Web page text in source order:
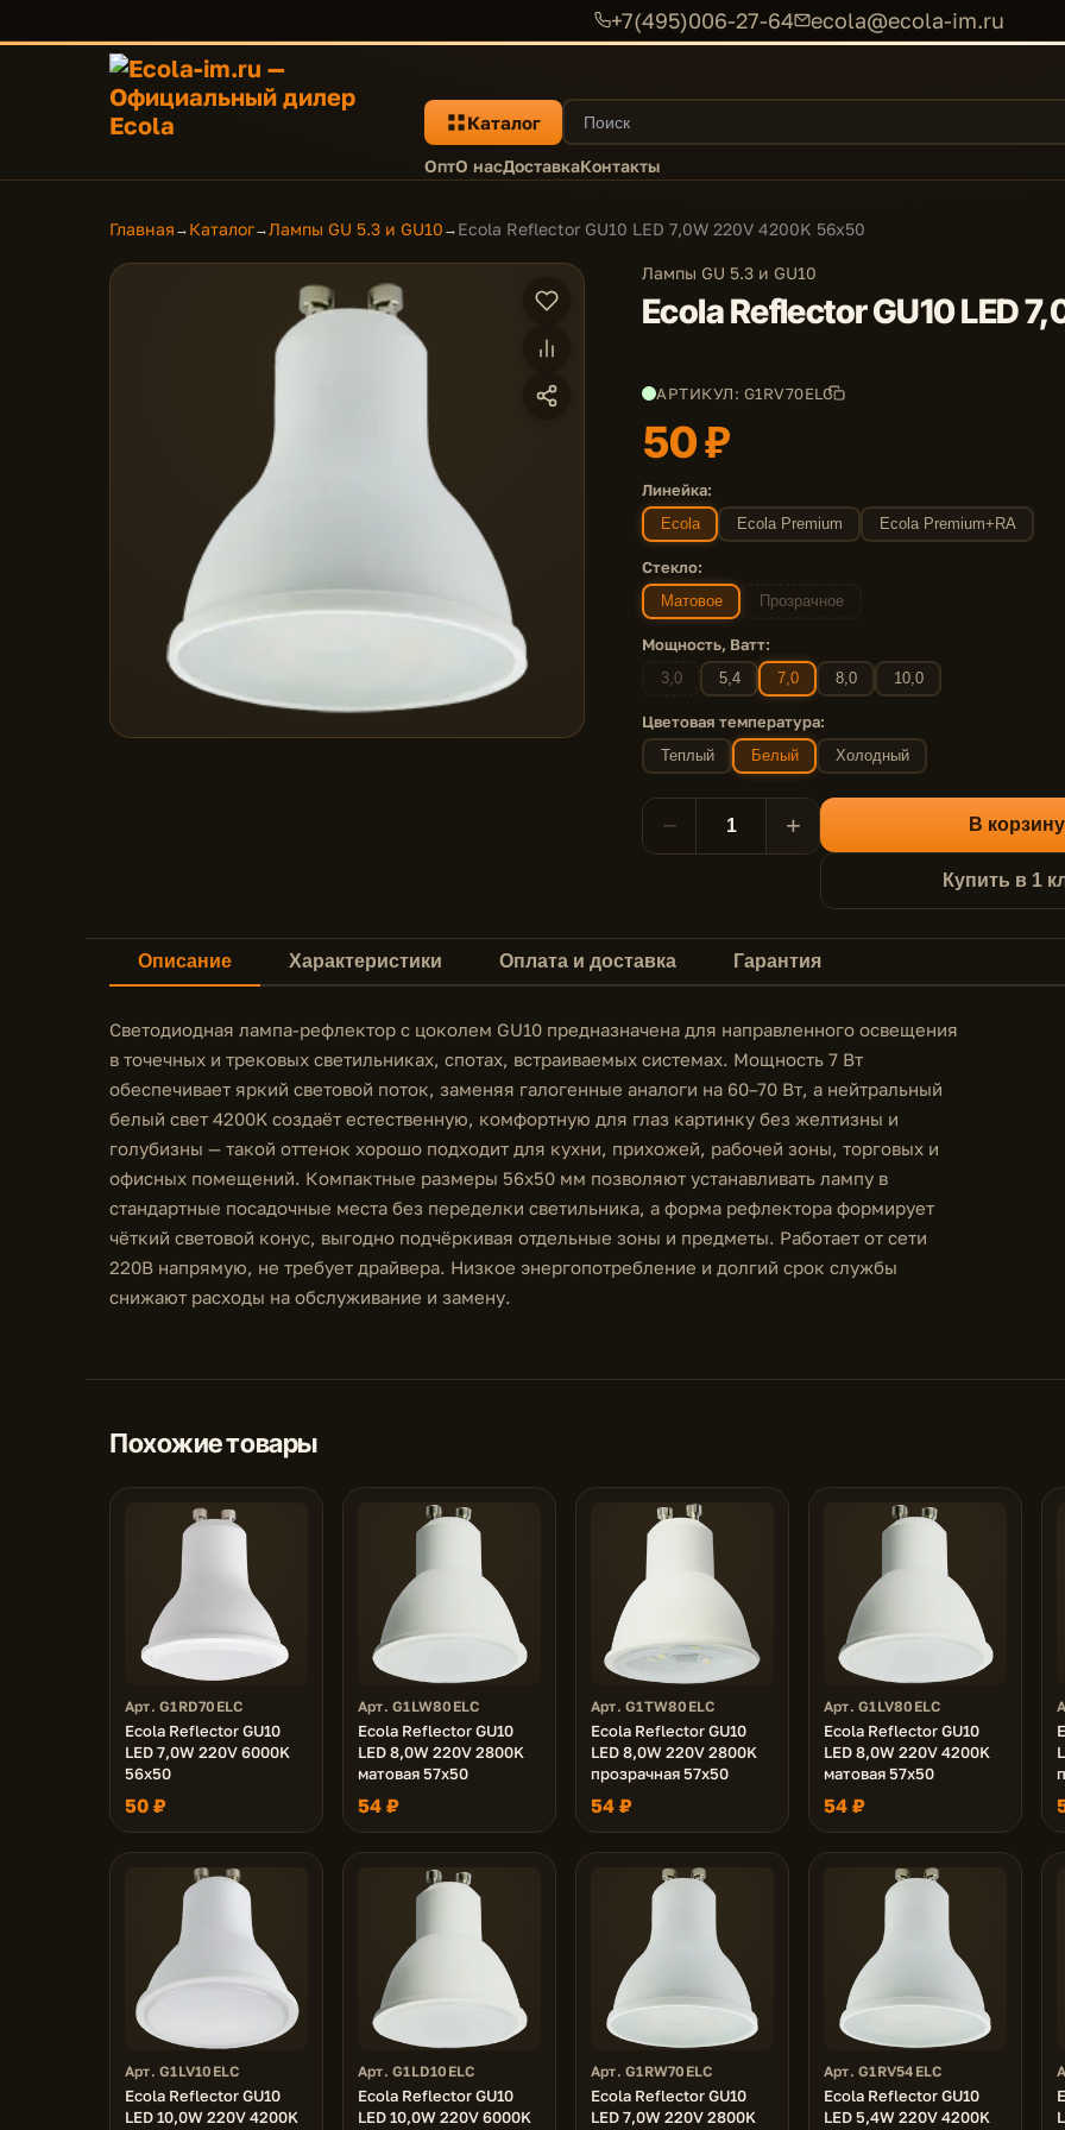
+7(495)006-27-64 ecola@ecola-im.ru
Каталог
ОптО насДоставкаКонтакты
Главная → Каталог→Лампы GU 5.3 и GU10 → Ecola Reflector GU10 LED 7,0W 220V 4200K 56x50
Лампы GU 5.3 и GU10
Ecola Reflector GU10 LED
АРТИКУЛ: G1RV70ELC
50 ₽
Линейка:
Ecola Ecola Premium Ecola Premium+RA
Стекло:
Матовое Прозрачное
Мощность, Ватт:
3,0 5,4 7,0 8,0 10,0
Цветовая температура:
Теплый Белый Холодный
− + В корзину
Купить в 1
Описание Характеристики Оплата и доставка Гарантия
Светодиодная лампа-рефлектор с цоколем GU10 предназначена для направленного освещения
в точечных и трековых светильниках, спотах, встраиваемых системах. Мощность 7 Вт
обеспечивает яркий световой поток, заменяя галогенные аналоги на 60–70 Вт, а нейтральный
белый свет 4200K создаёт естественную, комфортную для глаз картинку без желтизны и
голубизны — такой оттенок хорошо подходит для кухни, прихожей, рабочей зоны, торговых и
офисных помещений. Компактные размеры 56х50 мм позволяют устанавливать лампу в
стандартные посадочные места без переделки светильника, а форма рефлектора формирует
чёткий световой конус, выгодно подчёркивая отдельные зоны и предметы. Работает от сети
220В напрямую, не требует драйвера. Низкое энергопотребление и долгий срок службы
снижают расходы на обслуживание и замену.
Похожие товары
Арт. G1RD70ELC
Ecola Reflector GU10
LED 7,0W 220V 6000K
56x50
50 ₽
Арт. G1LW80ELC
Ecola Reflector GU10
LED 8,0W 220V 2800K
матовая 57x50
54 ₽
Арт. G1TW80ELC
Ecola Reflector GU10
LED 8,0W 220V 2800K
прозрачная 57x50
54 ₽
Арт. G1LV80ELC
Ecola Reflector GU10
LED 8,0W 220V 4200K
матовая 57x50
54 ₽
Арт. G1LV10ELC
Ecola Reflector GU10
LED 10,0W 220V 4200K
Арт. G1LD10ELC
Ecola Reflector GU10
LED 10,0W 220V 6000K
Арт. G1RW70ELC
Ecola Reflector GU10
LED 7,0W 220V 2800K
Арт. G1RV54ELC
Ecola Reflector GU10
LED 5,4W 220V 4200K